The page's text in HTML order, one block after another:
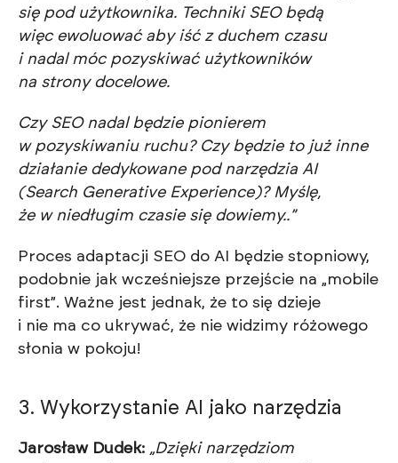
się pod użytkownika. Techniki SEO będą
więc ewoluować aby iść z duchem czasu
i nadal móc pozyskiwać użytkowników
na strony docelowe.
Czy SEO nadal będzie pionierem
w pozyskiwaniu ruchu? Czy będzie to już inne
działanie dedykowane pod narzędzia AI
(Search Generative Experience)? Myślę,
że w niedługim czasie się dowiemy..”
Proces adaptacji SEO do AI będzie stopniowy,
podobnie jak wcześniejsze przejście na „mobile
first”. Ważne jest jednak, że to się dzieje
i nie ma co ukrywać, że nie widzimy różowego
słonia w pokoju!
3. Wykorzystanie AI jako narzędzia
Jarosław Dudek: „Dzięki narzędziom